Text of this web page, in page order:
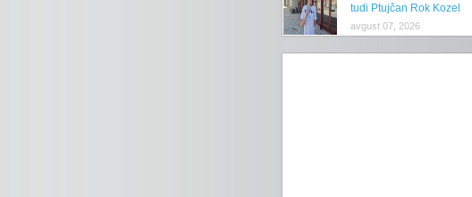
tudi Ptujčan Rok Kozel
avgust 07, 2026